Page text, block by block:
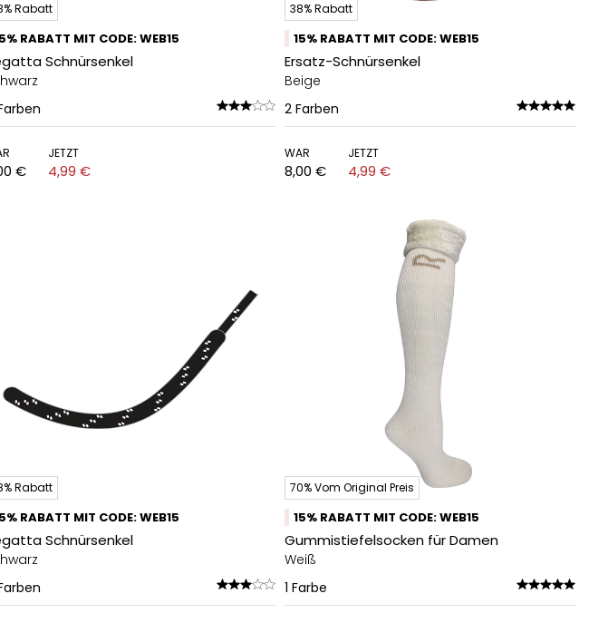
Rabatt
RABATT MIT CODE: WEB15
Schnürsenkel
€
JETZT
4,99 €
38% Rabatt
15% RABATT MIT CODE: WEB15
Ersatz-Schnürsenkel
Beige
2 Farben
WAR
8,00 €
JETZT
4,99 €
Rabatt
RABATT MIT CODE: WEB15
Schnürsenkel
70% Vom Original Preis
15% RABATT MIT CODE: WEB15
Gummistiefelsocken für Damen
Weiß
1 Farbe